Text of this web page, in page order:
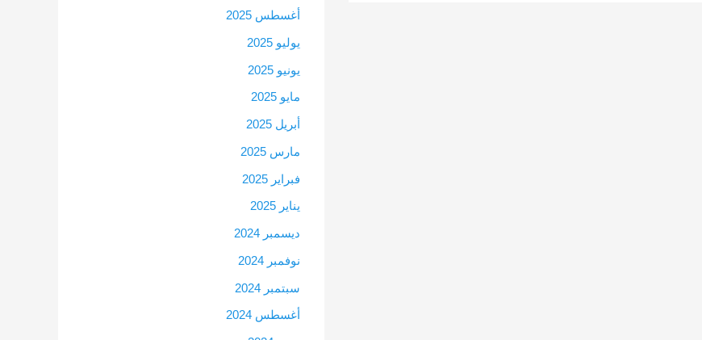
أغسطس 2025
يوليو 2025
يونيو 2025
مايو 2025
أبريل 2025
مارس 2025
فبراير 2025
يناير 2025
ديسمبر 2024
نوفمبر 2024
سبتمبر 2024
أغسطس 2024